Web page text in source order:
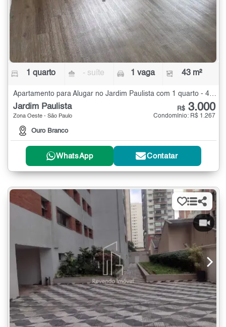
1 quarto - suíte 1 vaga 43 m²
Apartamento para Alugar no Jardim Paulista com 1 quarto - 43 m²
Jardim Paulista
Zona Oeste - São Paulo
Ouro Branco
R$ 3.000
Condomínio: R$ 1.267
WhatsApp Contatar